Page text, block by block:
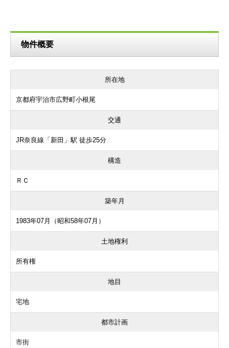
物件概要
所在地
京都府宇治市広野町小根尾
交通
JR奈良線「新田」駅 徒歩25分
構造
ＲＣ
築年月
1983年07月（昭和58年07月）
土地権利
所有権
地目
宅地
都市計画
市街